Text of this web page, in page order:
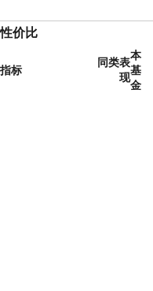
性价比
指标
同类表
现
本
基
金